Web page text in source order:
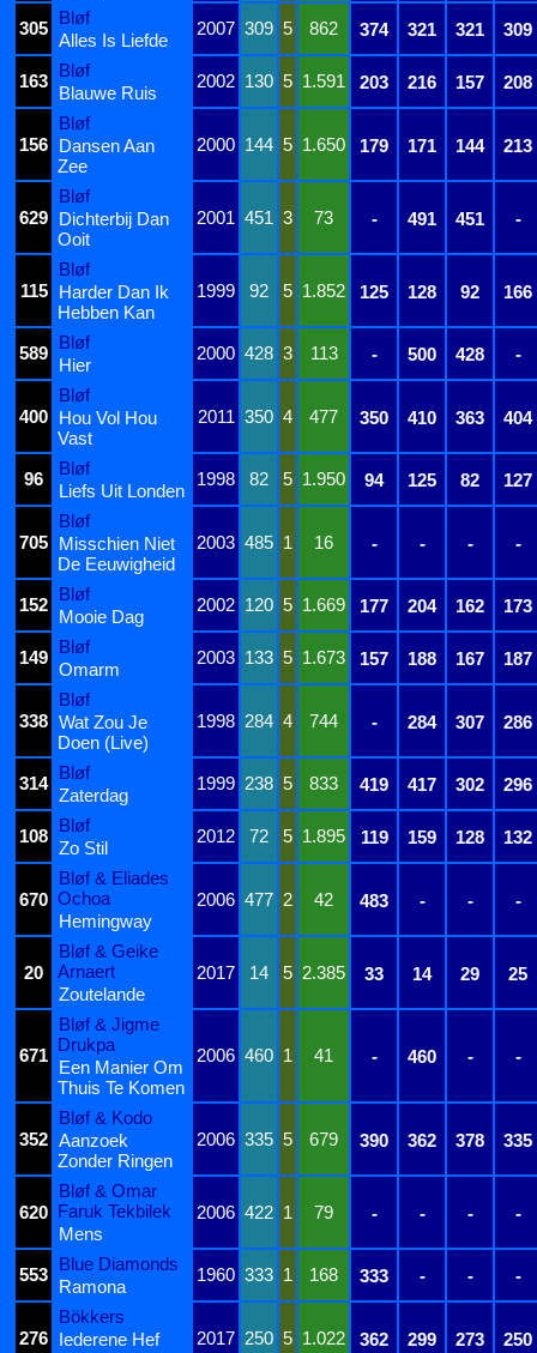
305
Bløf
2007 309 5 862 374 321 321 309
Alles Is Liefde
163
Bløf
2002 130 5 1.591 203 216 157 208
Blauwe Ruis
156
Bløf
2000 144 5 1.650 179 171 144 213
Dansen Aan
Zee
629
Bløf
2001 451 3 73 - 491 451 -
Dichterbij Dan
Ooit
115
Bløf
1999
92 5 1.852 125 128 92 166
Harder Dan Ik
Hebben Kan
589
Bløf
2000 428 3 113 - 500 428 -
Hier
400
Bløf
2011 350 4 477 350 410 363 404
Hou Vol Hou
Vast
96
Bløf
1998 82 5 1.950 94 125 82 127
Liefs Uit Londen
705
Bløf
2003 485 1 16 - - - -
Misschien Niet
De Eeuwigheid
152
Bløf
2002 120 5 1.669 177 204 162 173
Mooie Dag
149
Bløf
2003 133 5 1.673 157 188 167 187
Omarm
338
Bløf
1998 284 4 744 - 284 307 286
Wat Zou Je
Doen (Live)
314
Bløf
1999 238 5 833 419 417 302 296
Zaterdag
108
Bløf
2012 72 5 1.895 119 159 128 132
Zo Stil
670
Bløf & Eliades
Ochoa
2006 477 2 42 483 - -
-
Hemingway
20
Bløf & Geike
Arnaert
2017 14 5 2.385 33 14 29
25
Zoutelande
671
Bløf & Jigme
Drukpa
2006 460 1 41 - 460 - -
Een Manier Om
Thuis Te Komen
352
Bløf & Kodo
2006 335 5 679 390 362 378 335
Aanzoek
Zonder Ringen
620
Bløf & Omar
Faruk Tekbilek
2006 422 1 79 - - -
-
Mens
553
Blue Diamonds
1960 333 1 168 333 - - -
Ramona
276
Bökkers
2017 250 5 1.022 362 299 273 250
Iederene Hef